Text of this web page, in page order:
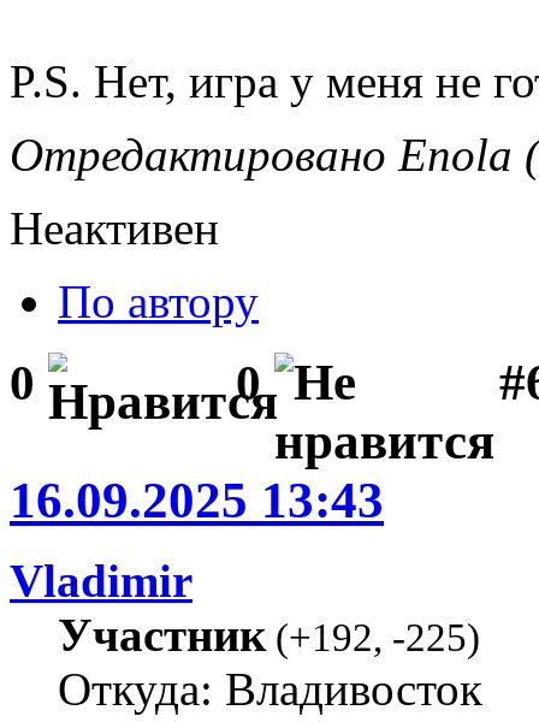
P.S. Нет, игра у меня не
Отредактировано Enola
Неактивен
По автору
0 0
16.09.2025 13:43
Vladimir
Участник(+192, -225)
Откуда: Владивосток